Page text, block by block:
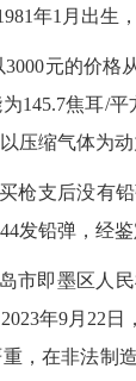
年1月出生
3000元的价
145.7焦耳/
压缩气体为
枪支后没有
发铅弹，经
市即墨区人
年9月22
，在非法制